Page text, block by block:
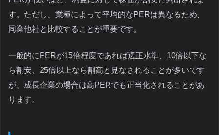
す。ただし、業種によって平均的なPERは異なるため、
同業他社と比較することが重要です。
一般的にPERが15倍程度であれば適正水準、10倍以下な
ら割安、25倍以上なら割高と見なされることが多いです
が、成長企業の場合は高PERでも正当化されることがあ
ります。